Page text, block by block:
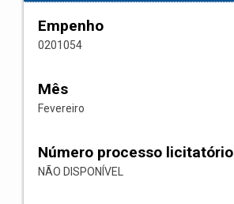
Empenho
0201054
Mês
Fevereiro
Número processo licitatório
NÃO DISPONÍVEL